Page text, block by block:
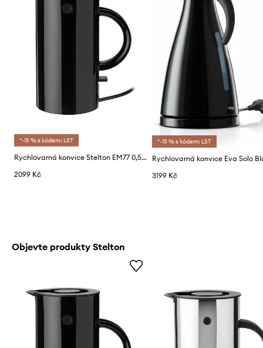
*-15 % s kódem: LST
Rychlovarná konvice Stelton EM77 0,5 L
2099 Kč
*-15 % s kódem: LST
3199 Kč
Objevte produkty Stelton